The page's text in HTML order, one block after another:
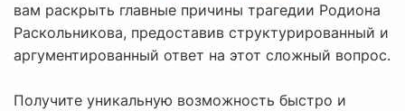
вам раскрыть главные причины трагедии Родиона
Раскольникова, предоставив структурированный и
аргументированный ответ на этот сложный вопрос.
Получите уникальную возможность быстро и